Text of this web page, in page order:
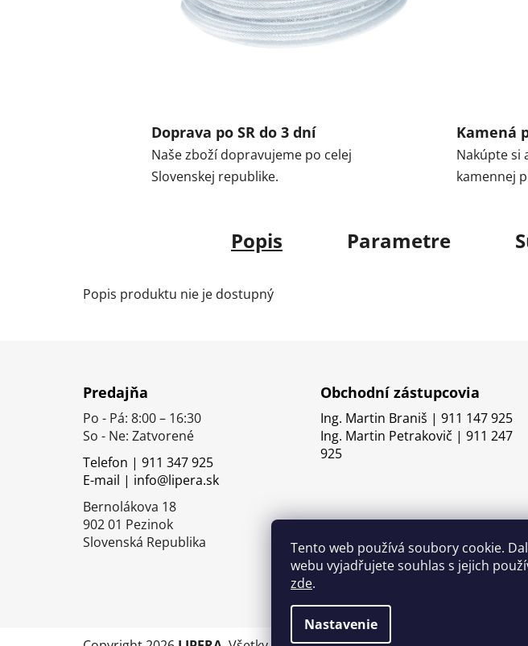
Tento web používá soubory cookie.
webu vyjadřujete souhlas s jejich
zde.
Nastavenie
Doprava po SR do 3 dní
Naše zboží dopravujeme po celej
Slovenskej republike.
Kamená
Nakúpte si
kamennej
Popis Parametre
Popis produktu nie je dostupný
Predajňa
Po - Pá: 8:00 – 16:30
So - Ne: Zatvorené
Telefon | 911 347 925
E-mail | info@lipera.sk
Bernolákova 18
902 01 Pezinok
Slovenská Republika
Obchodní zástupcovia
Ing. Martin Braniš | 911 147 925
Ing. Martin Petrakovič | 911 247
925